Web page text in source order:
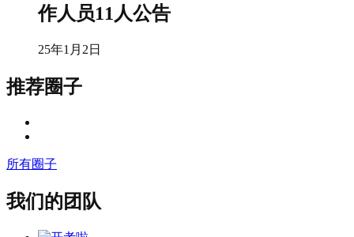
作人员11人公告
25年1月2日
推荐圈子
所有圈子
我们的团队